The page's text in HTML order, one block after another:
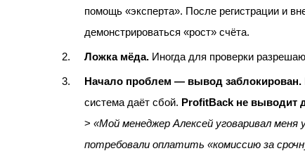
помощь «эксперта». После регистрации и
демонстрироваться «рост» счёта.
Ложка мёда. Иногда для проверки
Начало проблем — вывод заблокирован.
система даёт сбой. ProfitBack не выводит
> «Мой менеджер Алексей уговаривал меня
потребовали оплатить «комиссию за